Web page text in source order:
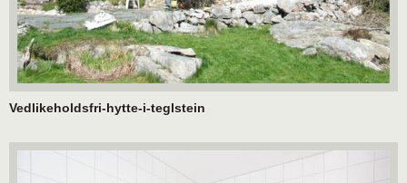
Vedlikeholdsfri-hytte-i-teglstein